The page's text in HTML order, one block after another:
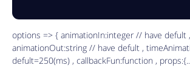
options => { animationIn:integer // have defult ,
animationOut:string // have defult ,
defult=250(ms) , callbackFun:function ,